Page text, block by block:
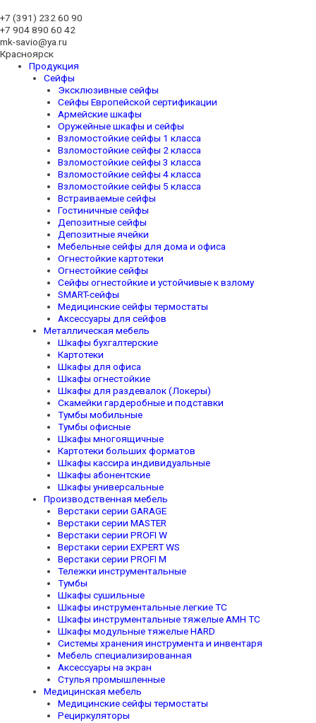
+7 (391) 232 60 90
+7 904 890 60 42
mk-savio@ya.ru
Красноярск
Продукция
Сейфы
Эксклюзивные сейфы
Сейфы Европейской сертификации
Армейские шкафы
Оружейные шкафы и сейфы
Взломостойкие сейфы 1 класса
Взломостойкие сейфы 2 класса
Взломостойкие сейфы 3 класса
Взломостойкие сейфы 4 класса
Взломостойкие сейфы 5 класса
Встраиваемые сейфы
Гостиничные сейфы
Депозитные сейфы
Депозитные ячейки
Мебельные сейфы для дома и офиса
Огнестойкие картотеки
Огнестойкие сейфы
Сейфы огнестойкие и устойчивые к взлому
SMART-сейфы
Медицинские сейфы термостаты
Аксессуары для сейфов
Металлическая мебель
Шкафы бухгалтерские
Картотеки
Шкафы для офиса
Шкафы огнестойкие
Шкафы для раздевалок (Локеры)
Скамейки гардеробные и подставки
Тумбы мобильные
Тумбы офисные
Шкафы многоящичные
Картотеки больших форматов
Шкафы кассира индивидуальные
Шкафы абонентские
Шкафы универсальные
Производственная мебель
Верстаки серии GARAGE
Верстаки серии MASTER
Верстаки серии PROFI W
Верстаки серии EXPERT WS
Верстаки серии PROFI M
Тележки инструментальные
Тумбы
Шкафы сушильные
Шкафы инструментальные легкие TC
Шкафы инструментальные тяжелые AMH TC
Шкафы модульные тяжелые HARD
Системы хранения инструмента и инвентаря
Мебель специализированная
Аксессуары на экран
Стулья промышленные
Медицинская мебель
Медицинские сейфы термостаты
Рециркуляторы